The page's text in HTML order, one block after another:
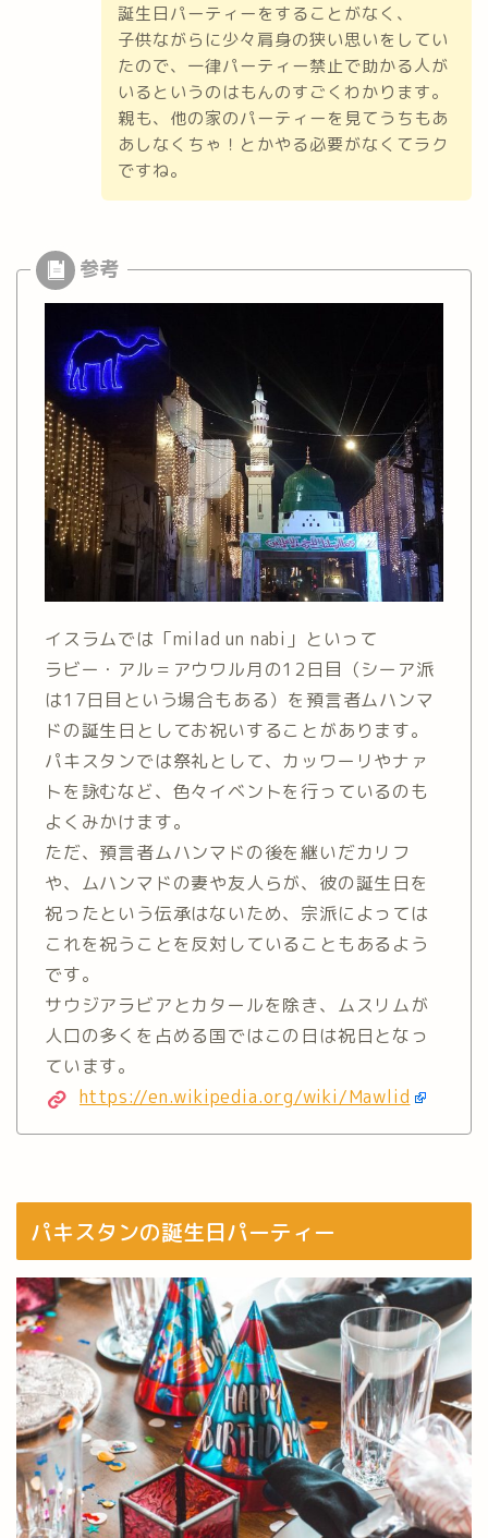
誕生日パーティーをすることがなく、
子供ながらに少々肩身の狭い思いをしてい
たので、一律パーティー禁止で助かる人が
いるというのはもんのすごくわかります。
親も、他の家のパーティーを見てうちもあ
あしなくちゃ！とかやる必要がなくてラク
ですね。
イスラムでは「milad un nabi」といって
ラビー・アル＝アウワル月の12日目（シーア派
は17日目という場合もある）を預言者ムハンマ
ドの誕生日としてお祝いすることがあります。
パキスタンでは祭礼として、カッワーリやナァ
トを詠むなど、色々イベントを行っているのも
よくみかけます。
ただ、預言者ムハンマドの後を継いだカリフ
や、ムハンマドの妻や友人らが、彼の誕生日を
祝ったという伝承はないため、宗派によっては
これを祝うことを反対していることもあるよう
です。
サウジアラビアとカタールを除き、ムスリムが
人口の多くを占める国ではこの日は祝日となっ
ています。
https://en.wikipedia.org/wiki/Mawlid
パキスタンの誕生日パーティー